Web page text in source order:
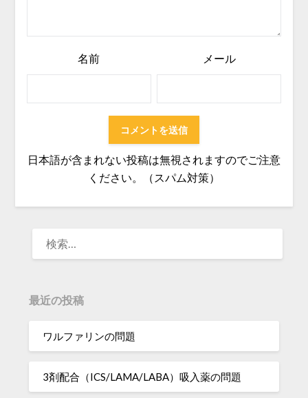
名前 メール
日本語が含まれない投稿は無視されますのでご注意
ください。（スパム対策）
最近の投稿
ワルファリンの問題
3剤配合（ICS/LAMA/LABA）吸入薬の問題